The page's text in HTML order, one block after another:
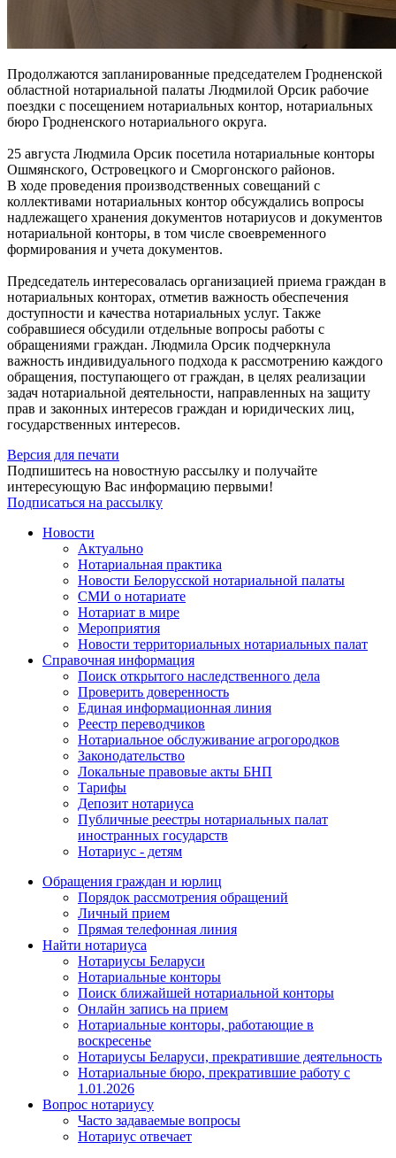
Продолжаются запланированные председателем Гродненской
областной нотариальной палаты Людмилой Орсик рабочие
поездки с посещением нотариальных контор, нотариальных
бюро Гродненского нотариального округа.
25 августа Людмила Орсик посетила нотариальные конторы
Ошмянского, Островецкого и Сморгонского районов.
В ходе проведения производственных совещаний с
коллективами нотариальных контор обсуждались вопросы
надлежащего хранения документов нотариусов и документов
нотариальной конторы, в том числе своевременного
формирования и учета документов.
Председатель интересовалась организацией приема граждан в
нотариальных конторах, отметив важность обеспечения
доступности и качества нотариальных услуг. Также
собравшиеся обсудили отдельные вопросы работы с
обращениями граждан. Людмила Орсик подчеркнула
важность индивидуального подхода к рассмотрению каждого
обращения, поступающего от граждан, в целях реализации
задач нотариальной деятельности, направленных на защиту
прав и законных интересов граждан и юридических лиц,
государственных интересов.
Версия для печати
Подпишитесь на новостную рассылку и получайте
интересующую Вас информацию первыми!
Подписаться на рассылку
Новости
Актуально
Нотариальная практика
Новости Белорусской нотариальной палаты
СМИ о нотариате
Нотариат в мире
Мероприятия
Новости территориальных нотариальных палат
Справочная информация
Поиск открытого наследственного дела
Проверить доверенность
Единая информационная линия
Реестр переводчиков
Нотариальное обслуживание агрогородков
Законодательство
Локальные правовые акты БНП
Тарифы
Депозит нотариуса
Публичные реестры нотариальных палат
иностранных государств
Нотариус - детям
Обращения граждан и юрлиц
Порядок рассмотрения обращений
Личный прием
Прямая телефонная линия
Найти нотариуса
Нотариусы Беларуси
Нотариальные конторы
Поиск ближайшей нотариальной конторы
Онлайн запись на прием
Нотариальные конторы, работающие в
воскресенье
Нотариусы Беларуси, прекратившие деятельность
Нотариальные бюро, прекратившие работу с
1.01.2026
Вопрос нотариусу
Часто задаваемые вопросы
Нотариус отвечает